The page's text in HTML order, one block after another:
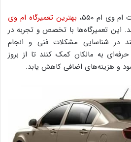
وی ام ۵۵۰،
بهترین تعمیرگاه ام وی
این تعمیرگاه‌ها با تخصص و تجربه در
در شناسایی مشکلات فنی و انجام
به مالکان کمک کنند تا از بروز
و هزینه‌های اضافی کاهش یابد.